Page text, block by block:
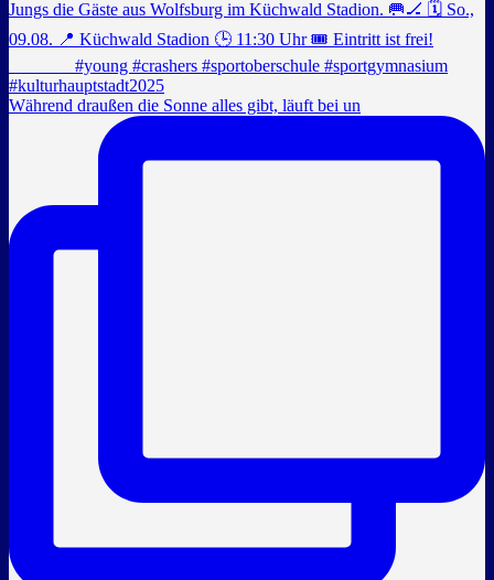
Während draußen die Sonne alles gibt, läuft bei un